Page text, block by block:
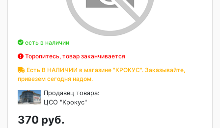
есть в наличии
Торопитесь, товар заканчивается
Есть В НАЛИЧИИ в магазине "КРОКУС". Заказывайте,
привезем сегодня надом.
Продавец товара:
ЦСО "Крокус"
370 руб.